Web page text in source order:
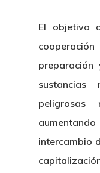
El objetivo
preparación
sustancias
peligrosas
intercambio